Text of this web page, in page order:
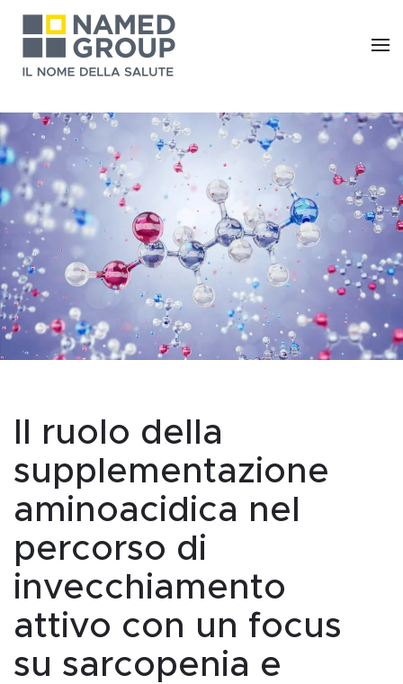
Skip to main content
Il ruolo della
supplementazione
aminoacidica nel
percorso di
invecchiamento
attivo con un focus
su sarcopenia e